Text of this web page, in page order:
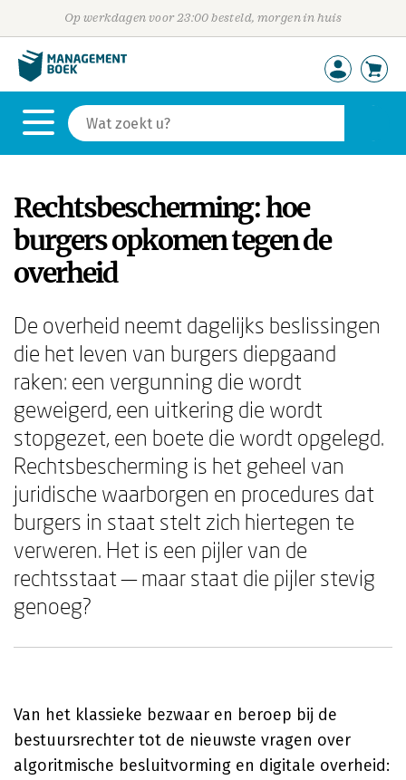
Op werkdagen voor 23:00 besteld, morgen in huis
Rechtsbescherming: hoe
burgers opkomen tegen de
overheid
De overheid neemt dagelijks beslissingen
die het leven van burgers diepgaand
raken: een vergunning die wordt
geweigerd, een uitkering die wordt
stopgezet, een boete die wordt opgelegd.
Rechtsbescherming is het geheel van
juridische waarborgen en procedures dat
burgers in staat stelt zich hiertegen te
verweren. Het is een pijler van de
rechtsstaat — maar staat die pijler stevig
genoeg?
Van het klassieke bezwaar en beroep bij de
bestuursrechter tot de nieuwste vragen over
algoritmische besluitvorming en digitale overheid: